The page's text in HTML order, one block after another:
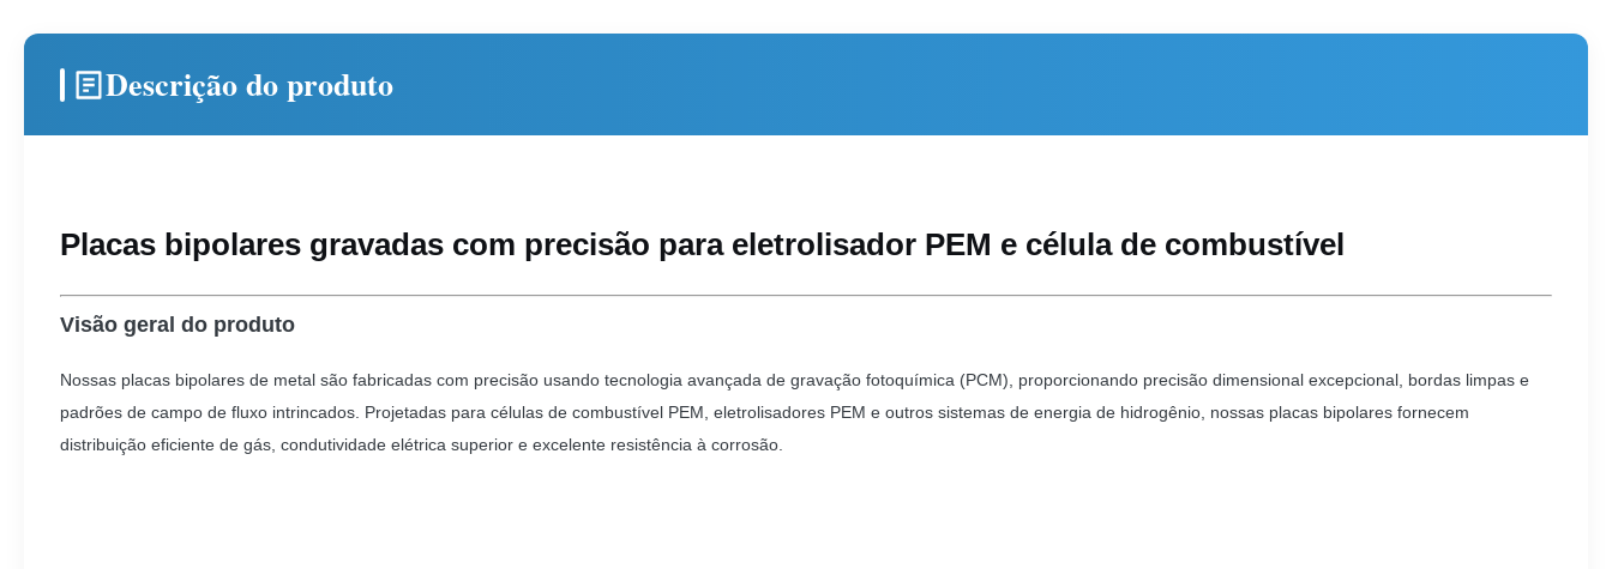
Descrição do produto
Placas bipolares gravadas com precisão para eletrolisador PEM e célula de combustível
Visão geral do produto
Nossas placas bipolares de metal são fabricadas com precisão usando tecnologia avançada de gravação fotoquímica (PCM), proporcionando precisão dimensional excepcional, bordas limpas e
padrões de campo de fluxo intrincados. Projetadas para células de combustível PEM, eletrolisadores PEM e outros sistemas de energia de hidrogênio, nossas placas bipolares fornecem
distribuição eficiente de gás, condutividade elétrica superior e excelente resistência à corrosão.